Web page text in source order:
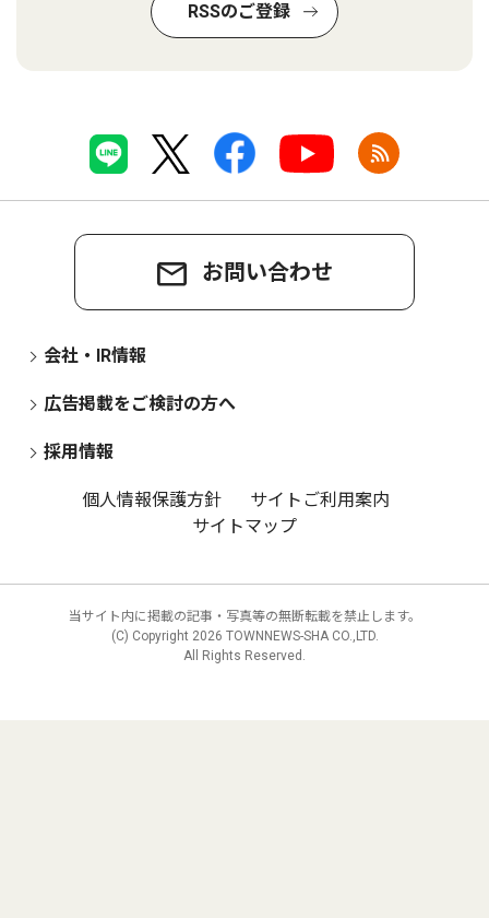
RSSのご登録
お問い合わせ
会社・IR情報
広告掲載をご検討の方へ
採用情報
個人情報保護方針
サイトご利用案内
サイトマップ
当サイト内に掲載の記事・写真等の無断転載を禁止します。
(C) Copyright 2026 TOWNNEWS-SHA CO.,LTD.
All Rights Reserved.